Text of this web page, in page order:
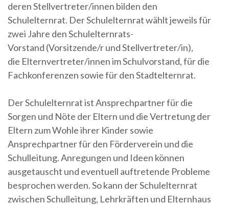
deren Stellvertreter/innen bilden den
Schulelternrat. Der Schulelternrat wählt jeweils für
zwei Jahre den Schulelternrats-
Vorstand (Vorsitzende/r und Stellvertreter/in),
die Elternvertreter/innen im Schulvorstand, für die
Fachkonferenzen sowie für den Stadtelternrat.
Der Schulelternrat ist Ansprechpartner für die
Sorgen und Nöte der Eltern und die Vertretung der
Eltern zum Wohle ihrer Kinder sowie
Ansprechpartner für den Förderverein und die
Schulleitung. Anregungen und Ideen können
ausgetauscht und eventuell auftretende Probleme
besprochen werden. So kann der Schulelternrat
zwischen Schulleitung, Lehrkräften und Elternhaus